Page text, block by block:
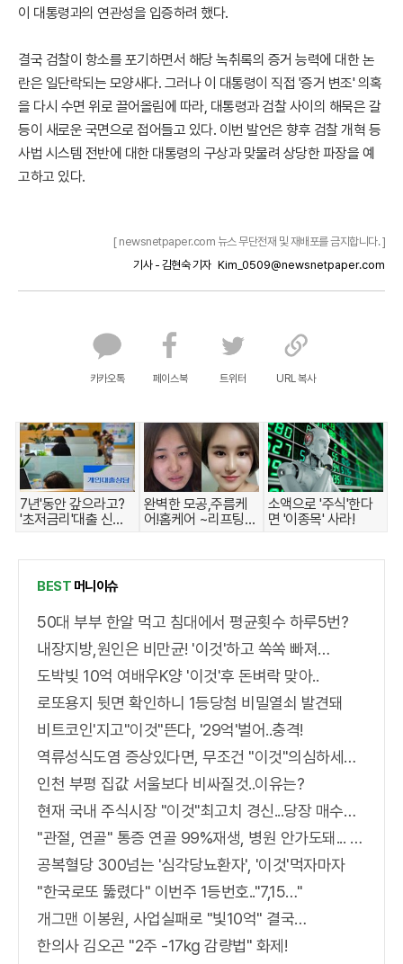
이 대통령과의 연관성을 입증하려 했다.
결국 검찰이 항소를 포기하면서 해당 녹취록의 증거 능력에 대한 논
란은 일단락되는 모양새다. 그러나 이 대통령이 직접 '증거 변조' 의혹
을 다시 수면 위로 끌어올림에 따라, 대통령과 검찰 사이의 해묵은 갈
등이 새로운 국면으로 접어들고 있다. 이번 발언은 향후 검찰 개혁 등
사법 시스템 전반에 대한 대통령의 구상과 맞물려 상당한 파장을 예
고하고 있다.
[ newsnetpaper.com 뉴스 무단전재 및 재배포를 금지합니다. ]
기사 - 김현숙 기자 Kim_0509@newsnetpaper.com
카카오톡 페이스북 트위터 URL 복사
7년'동안 갚으라고?
'초저금리'대출 신청
완벽한 모공,주름케
어!홈케어 ~리프팅모
소액으로 '주식'한다
면 '이종목' 사라!
BEST 머니이슈
50대 부부 한알 먹고 침대에서 평균횟수 하루5번?
내장지방,원인은 비만균! '이것'하고 쏙쏙 빠져…
도박빚 10억 여배우K양 '이것'후 돈벼락 맞아..
로또용지 뒷면 확인하니 1등당첨 비밀열쇠 발견돼
비트코인'지고"이것"뜬다, '29억'벌어..충격!
역류성식도염 증상있다면, 무조건 "이것"의심하세요. 간단치료법 나왔다!
인천 부평 집값 서울보다 비싸질것..이유는?
현재 국내 주식시장 "이것"최고치 경신...당장 매수해라!!
"관절, 연골" 통증 연골 99%재생, 병원 안가도돼... "충격"
공복혈당 300넘는 '심각당뇨환자', '이것'먹자마자
"한국로또 뚫렸다" 이번주 1등번호.."7,15…"
개그맨 이봉원, 사업실패로 "빛10억" 결국…
한의사 김오곤 "2주 -17kg 감량법" 화제!